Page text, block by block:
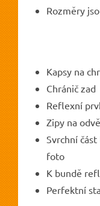
Rozměry
Kapsy na
Chránič zad
Reflexní
Zipy na
Svrchní
foto
K bundě
Perfektní